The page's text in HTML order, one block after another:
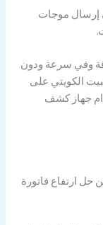
إرسال موجات
وفي سرعة ودون
الكويتي على
جهاز كشف
حل ارتفاع فاتورة